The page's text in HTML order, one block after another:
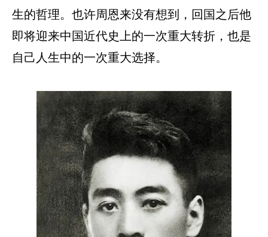
生的哲理。也许周恩来没有想到，回国之后他
即将迎来中国近代史上的一次重大转折，也是
自己人生中的一次重大选择。